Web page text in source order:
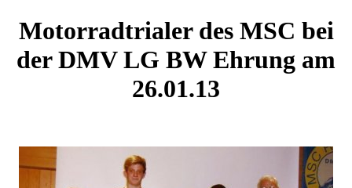
Motorradtrialer des MSC bei
der DMV LG BW Ehrung am
26.01.13